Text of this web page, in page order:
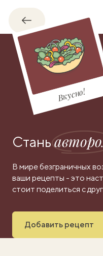
Обратно
Вкусно!
Стань
В мире безграничных
ваши рецепты - это
стоит поделиться с
Добавить рецепт